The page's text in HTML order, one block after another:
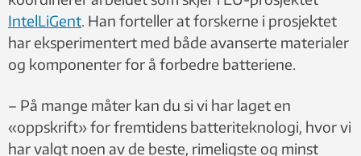
IntelLiGent. Han forteller at forskerne i prosjektet
har eksperimentert med både avanserte materialer
og komponenter for å forbedre batteriene.
– På mange måter kan du si vi har laget en
«oppskrift» for fremtidens batteriteknologi, hvor vi
har valgt noen av de beste, rimeligste og minst